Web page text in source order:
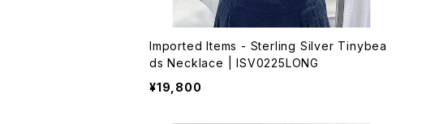
Imported Items - Sterling Silver Tinybea
ds Necklace | ISV0225LONG
¥19,800